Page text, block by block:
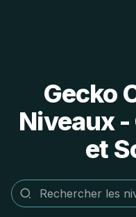
Gecko
Niveaux
et